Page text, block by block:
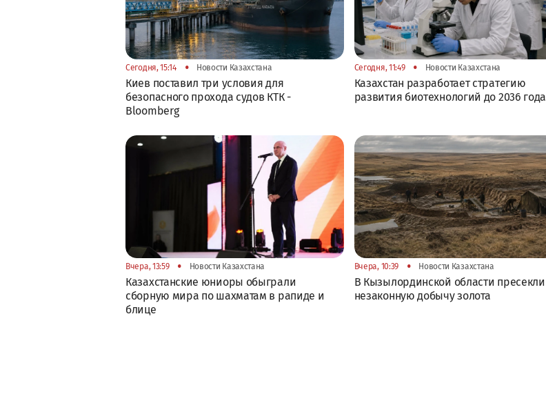
Сегодня, 15:14 • Новости Казахстана
Киев поставил три условия для
безопасного прохода судов КТК -
Bloomberg
Сегодня, 11:49 • Новости Казахстана
Казахстан разработает стратегию
развития биотехнологий до 2036 года
Вчера, 13:59 • Новости Казахстана
Казахстанские юниоры обыграли
сборную мира по шахматам в рапиде и
блице
Вчера, 10:39 • Новости Казахстана
В Кызылординской области пресекли
незаконную добычу золота